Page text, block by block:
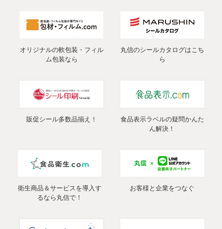
オリジナルの軟包装・フィル
ム包装なら
丸信のシールカタログはこち
ら
販促シール多数品揃え！
食品表示ラベルの疑問かんた
ん解決！
衛生商品＆サービスを導入す
るなら丸信で！
お客様と企業をつなぐ